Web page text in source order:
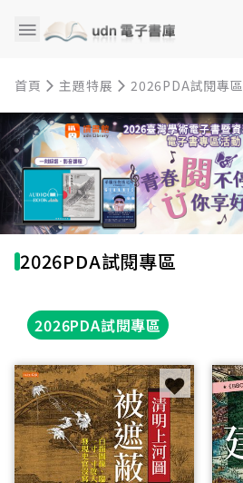
首頁 主題特展 2026PDA試閱專區
2026PDA試閱專區
2026PDA試閱專區